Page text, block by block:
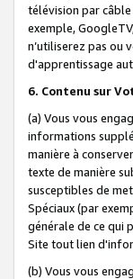
télévision par
exemple,
n’utiliserez pas ou
d'apprentissage
6. Contenu sur
(a) Vous vous
informations
manière à
texte de manière
susceptibles de
Spéciaux (par
générale de ce qui
Site tout lien
(b) Vous vous